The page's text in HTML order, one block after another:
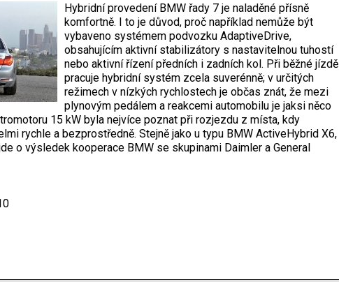
Hybridní provedení BMW řady 7 je naladěné přísně
komfortně. I to je důvod, proč například nemůže být
vybaveno systémem podvozku AdaptiveDrive,
obsahujícím aktivní stabilizátory s nastavitelnou tuhostí
nebo aktivní řízení předních i zadních kol. Při běžné jízdě
pracuje hybridní systém zcela suverénně; v určitých
režimech v nízkých rychlostech je občas znát, že mezi
plynovým pedálem a reakcemi automobilu je jaksi něco
15 kW byla nejvíce poznat při rozjezdu z místa, kdy
rychle a bezprostředně. Stejně jako u typu BMW ActiveHybrid X6,
o výsledek kooperace BMW se skupinami Daimler a General